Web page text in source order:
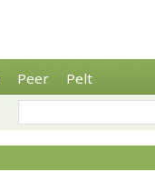
Peer Pelt